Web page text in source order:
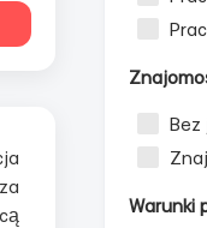
Bez
Warunki